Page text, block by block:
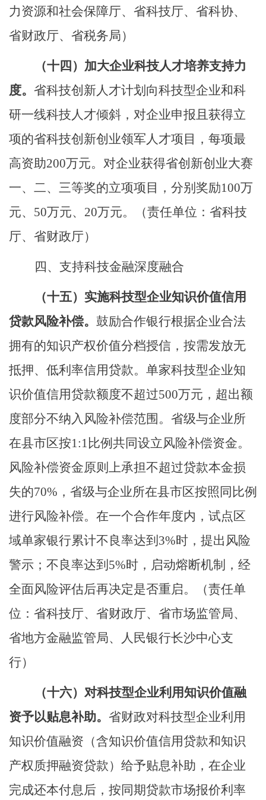
力资源和社会保障厅、省科技厅、省科协、
省财政厅、省税务局）
（十四） 加大企业科技人才培养支持力
度。 省科技创新人才计划向科技型企业和科
研一线科技人才倾斜，对企业申报且获得立
项的省科技创新创业领军人才项目，每项最
高资助200万元。对企业获得省创新创业大赛
一、二、三等奖的立项项目，分别奖励100万
元、 50万元、 20万元。
（责任单位：省科技
厅、省财政厅）
四、支持科技金融深度融合
（十五） 实施科技型企业知识价值信用
贷款风险补偿。 鼓励合作银行根据企业合法
拥有的知识产权价值分档授信，按需发放无
抵押、低利率信用贷款。单家科技型企业知
识价值信用贷款额度不超过500万元，超出额
度部分不纳入风险补偿范围。省级与企业所
在县市区按1:1 比例共同设立风险补偿资金。
风险补偿资金原则上承担不超过贷款本金损
失的70% ，省级与企业所在县市区按照同比例
进行风险补偿。在一个合作年度内，试点区
域单家银行累计不良率达到 3%时，提出风险
警示；不良率达到 5%时，启动熔断机制，经
全面风险评估后再决定是否重启。
（责任单
位：省科技厅、省财政厅、省市场监管局、
省地方金融监管局、人民银行长沙中心支
行）
（十六） 对科技型企业利用知识价值融
资予以贴息补助。 省财政对科技型企业利用
知识价值融资（含知识价值信用贷款和知识
产权质押融资贷款）给予贴息补助，在企业
完成还本付息后，按同期贷款市场报价利率